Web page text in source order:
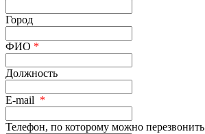
Город
ФИО *
Должность
E-mail *
Телефон, по которому можно перезвонить